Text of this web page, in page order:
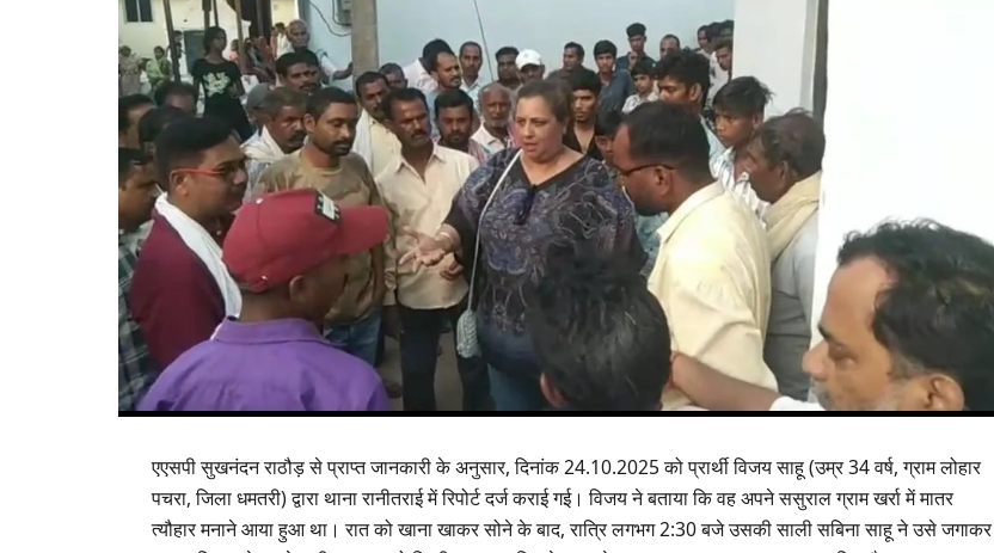
एएसपी सुखनंदन राठौड़ से प्राप्त जानकारी के अनुसार, दिनांक 24.10.2025 को प्रार्थी विजय साहू (उम्र 34 वर्ष, ग्राम लोहार
पचरा, जिला धमतरी) द्वारा थाना रानीतराई में रिपोर्ट दर्ज कराई गई। विजय ने बताया कि वह अपने ससुराल ग्राम खर्रा में मातर
त्यौहार मनाने आया हुआ था। रात को खाना खाकर सोने के बाद, रात्रि लगभग 2:30 बजे उसकी साली सबिना साहू ने उसे जगाकर